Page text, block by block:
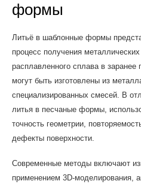
формы
Литьё в шаблонные формы
процесс получения
расплавленного сплава в
могут быть изготовлены из
специализированных смесей. В
литья в песчаные формы,
точность геометрии,
дефекты поверхности.
Современные методы включают
применением 3D-моделирования,